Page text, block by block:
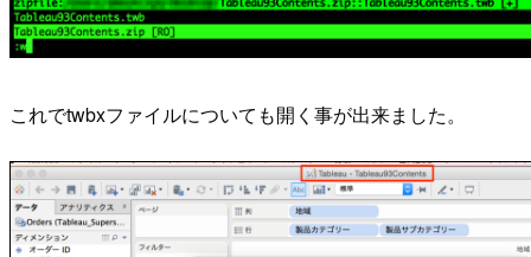
これでtwbxファイルについても開く事が出来ました。